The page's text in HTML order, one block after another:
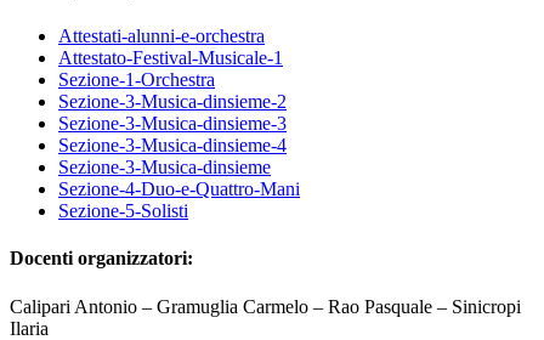
Attestati-alunni-e-orchestra
Attestato-Festival-Musicale-1
Sezione-1-Orchestra
Sezione-3-Musica-dinsieme-2
Sezione-3-Musica-dinsieme-3
Sezione-3-Musica-dinsieme-4
Sezione-3-Musica-dinsieme
Sezione-4-Duo-e-Quattro-Mani
Sezione-5-Solisti
Docenti organizzatori:
Calipari Antonio – Gramuglia Carmelo – Rao Pasquale – Sinicropi
Ilaria